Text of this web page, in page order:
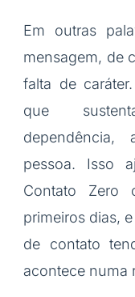
Em outras
mensagem, de
falta de
que
dependência,
pessoa. Isso
Contato Zero
primeiros dias,
de contato
acontece numa